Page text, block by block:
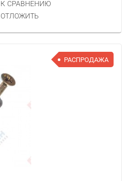
К СРАВНЕНИЮ
ОТЛОЖИТЬ
РАСПРОДАЖА